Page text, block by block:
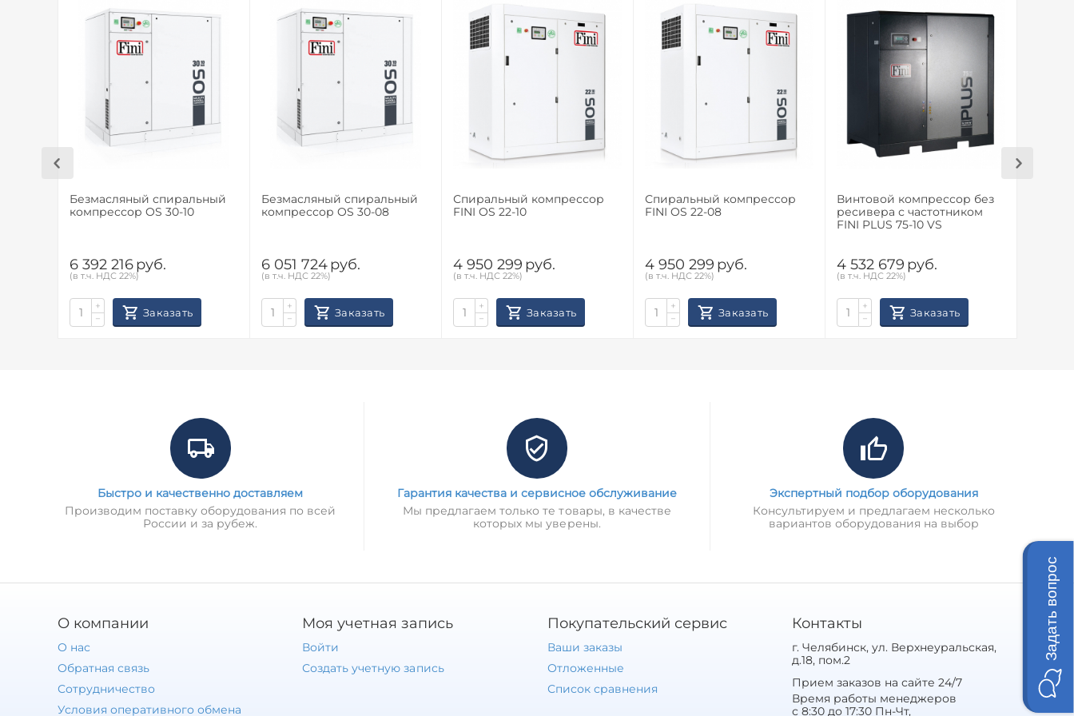
Безмасляный спиральный
компрессор OS 30-10
6 392 216руб.
(в т.ч. НДС 22%)
+
−
Заказать
Безмасляный спиральный
компрессор OS 30-08
6 051 724руб.
(в т.ч. НДС 22%)
+
−
Заказать
Спиральный компрессор
FINI OS 22-10
4 950 299 руб.
(в т.ч. НДС 22%)
+
−
Заказать
Спиральный компрессор
FINI OS 22-08
4 950 299 руб.
(в т.ч. НДС 22%)
+
−
Заказать
Винтовой компрессор без
ресивера с частотником
FINI PLUS 75-10 VS
4 532 679 руб.
(в т.ч. НДС 22%)
+
−
Заказать
Быстро и качественно доставляем
Производим поставку оборудования по всей
России и за рубеж.
Гарантия качества и сервисное обслуживание
Мы предлагаем только те товары, в качестве
которых мы уверены.
Экспертный подбор оборудования
Консультируем и предлагаем несколько
вариантов оборудования на выбор
О компании
О нас
Обратная связь
Сотрудничество
Условия оперативного обмена
Моя учетная запись
Войти
Создать учетную запись
Покупательский сервис
Ваши заказы
Отложенные
Список сравнения
Контакты
г. Челябинск, ул. Верхнеуральская,
д.18, пом.2
Прием заказов на сайте 24/7
Время работы менеджеров
с 8:30 до 17:30 Пн-Чт,
Задать вопрос